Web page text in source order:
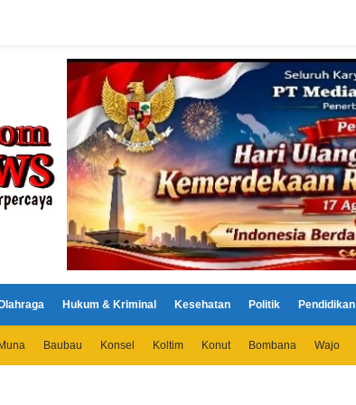
Hukum & Kriminal Kesehatan Politik Pendidikan
Baubau Konsel Koltim Konut Bombana Wajo